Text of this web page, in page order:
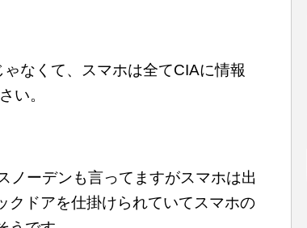
なくて、スマホは全てCIAに情報
い。
ノーデンも言ってますがスマホは出
クドアを仕掛けられていてスマホの